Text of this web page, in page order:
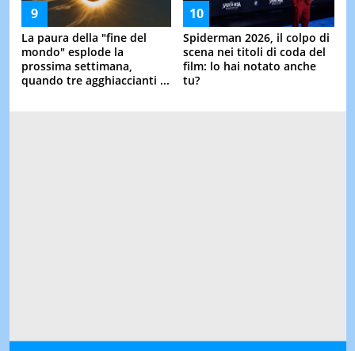
La paura della "fine del
mondo" esplode la
prossima settimana,
quando tre agghiaccianti ...
Spiderman 2026, il colpo di
scena nei titoli di coda del
film: lo hai notato anche
tu?